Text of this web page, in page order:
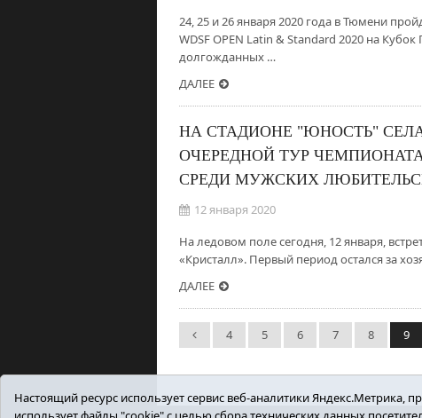
24, 25 и 26 января 2020 года в Тюмени
WDSF OPEN Latin & Standard 2020 на
долгожданных …
ДАЛЕЕ
НА СТАДИОНЕ "ЮНОСТЬ"
ОЧЕРЕДНОЙ ТУР
СРЕДИ МУЖСКИХ
12 января 2020
На ледовом поле сегодня, 12 января,
«Кристалл». Первый период остался за
ДАЛЕЕ
4 5 6 7 8 9
Настоящий ресурс использует сервис веб-аналитики Яндекс.Метрика,